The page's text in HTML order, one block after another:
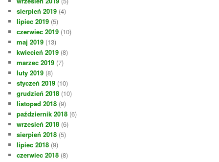
sierpień 2019 (4)
lipiec 2019 (5)
czerwiec 2019 (10)
maj 2019 (13)
kwiecień 2019 (8)
marzec 2019 (7)
luty 2019 (8)
styczeń 2019 (10)
grudzień 2018 (10)
listopad 2018 (9)
październik 2018 (6)
wrzesień 2018 (6)
sierpień 2018 (5)
lipiec 2018 (9)
czerwiec 2018 (8)